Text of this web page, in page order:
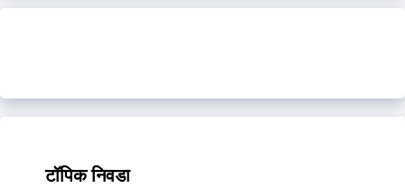
टॉपिक निवडा